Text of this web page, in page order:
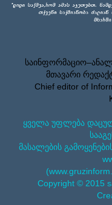
მთავარი
Chief editor of
ყველა უფლება
მასალების
Copyright © 2015